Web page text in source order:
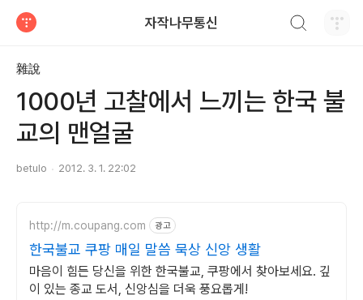
자작나무통신
雜說
1000년 고찰에서 느끼는 한국 불
교의 맨얼굴
betulo 2012. 3. 1. 22:02
http://m.coupang.com 광고
한국불교 쿠팡 매일 말씀 묵상 신앙 생활
마음이 힘든 당신을 위한 한국불교, 쿠팡에서 찾아보세요. 깊
이 있는 종교 도서, 신앙심을 더욱 풍요롭게!